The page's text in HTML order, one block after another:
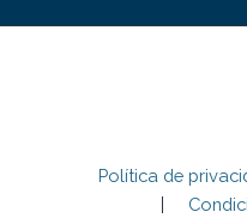
Política de